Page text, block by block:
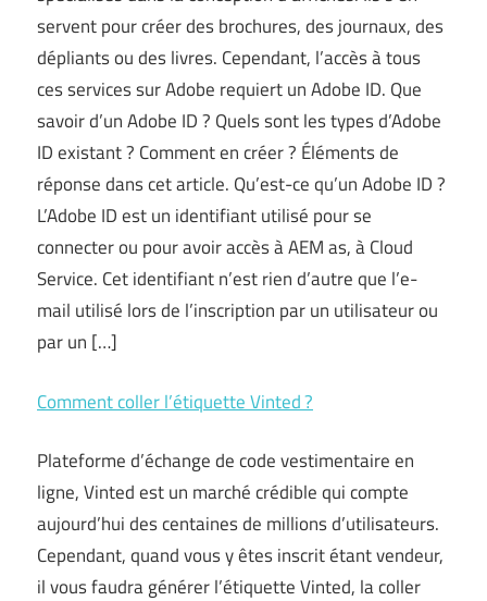
servent pour créer des brochures, des journaux, des
dépliants ou des livres. Cependant, l’accès à tous
ces services sur Adobe requiert un Adobe ID. Que
savoir d’un Adobe ID ? Quels sont les types d’Adobe
ID existant ? Comment en créer ? Éléments de
réponse dans cet article. Qu’est-ce qu’un Adobe ID ?
L’Adobe ID est un identifiant utilisé pour se
connecter ou pour avoir accès à AEM as, à Cloud
Service. Cet identifiant n’est rien d’autre que l’e-
mail utilisé lors de l’inscription par un utilisateur ou
par un […]
Comment coller l’étiquette Vinted ?
Plateforme d’échange de code vestimentaire en
ligne, Vinted est un marché crédible qui compte
aujourd’hui des centaines de millions d’utilisateurs.
Cependant, quand vous y êtes inscrit étant vendeur,
il vous faudra générer l’étiquette Vinted, la coller